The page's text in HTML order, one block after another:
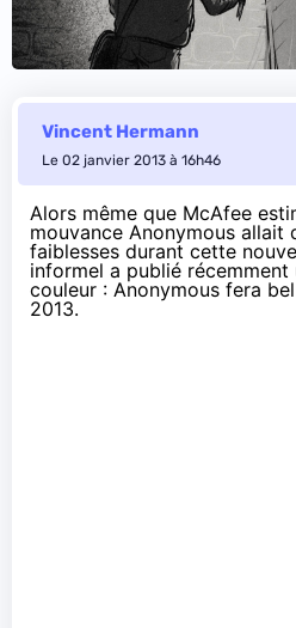
Vincent Hermann
Le 02 janvier 2013 à 16h46
Alors même que McAfee
mouvance Anonymous allait
faiblesses durant cette
informel a publié
couleur : Anonymous fera
2013.